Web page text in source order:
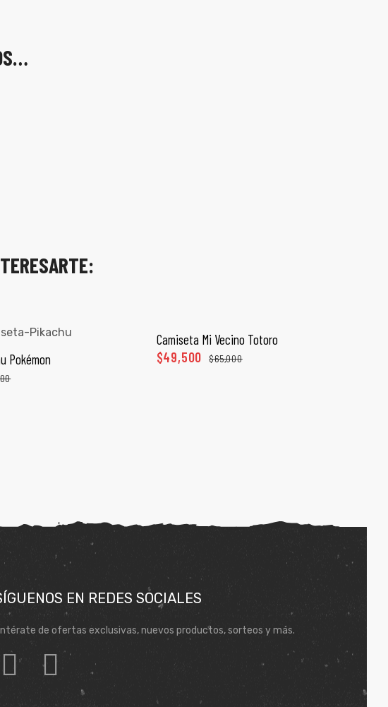
OPCIONES
Pokémon
SELECCIONAR OPCIONES
Camiseta Mi Vecino Totoro
$65,000
$49,500
EN REDES SOCIALES
de ofertas exclusivas, nuevos productos, sorteos y más.